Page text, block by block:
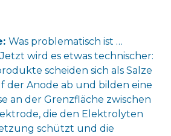
Was problematisch ist …
wird es etwas technischer:
scheiden sich als Salze
der Anode ab und bilden eine
an der Grenzfläche zwischen
die den Elektrolyten
schützt und die